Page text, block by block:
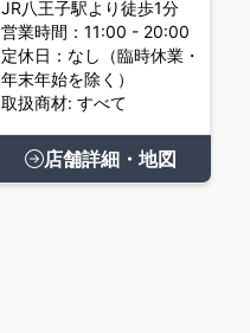
JR八王子駅より徒歩1分
営業時間：11:00 - 20:00
定休日：なし（臨時休業・
年末年始を除く）
取扱商材: すべて
店舗詳細・地図